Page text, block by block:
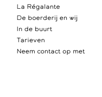
La Régalante
De boerderij en wij
In de buurt
Tarieven
Neem contact op met